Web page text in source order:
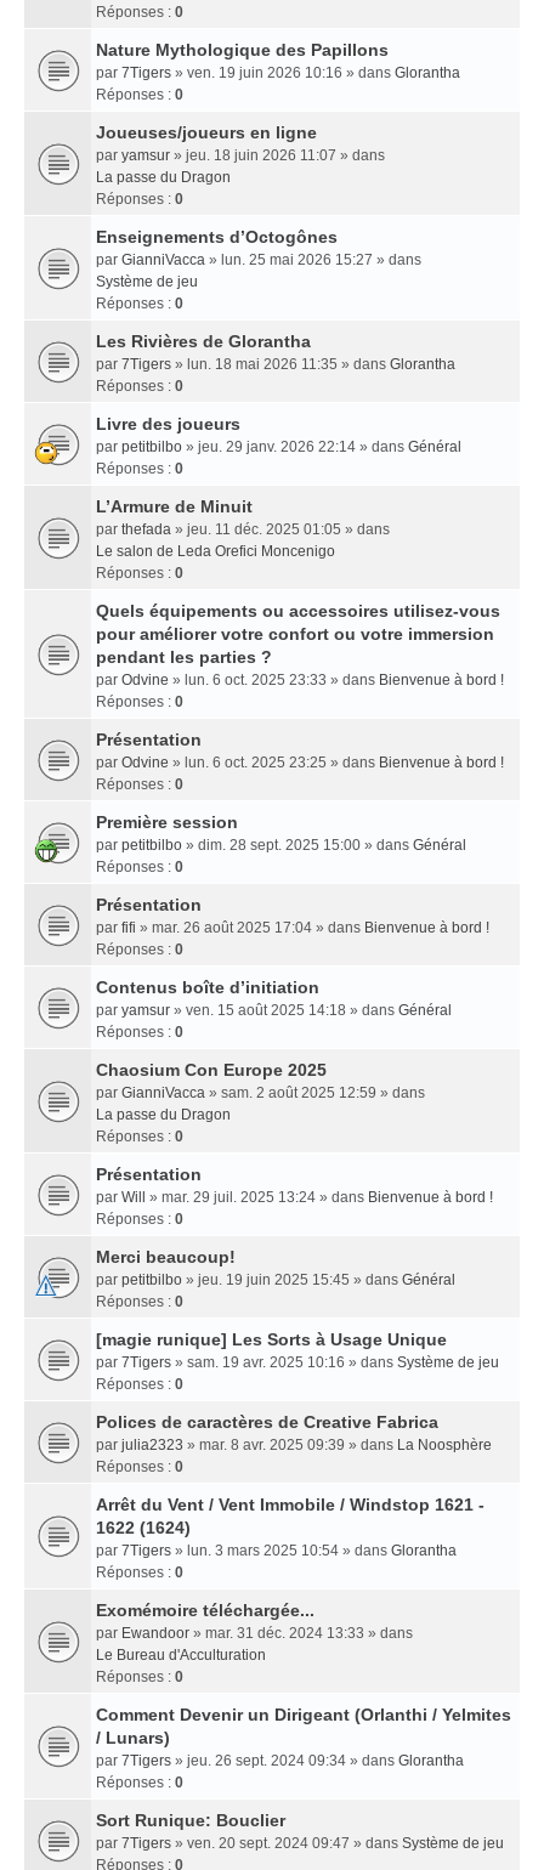
Réponses : 0
Nature Mythologique des Papillons
par 7Tigers » ven. 19 juin 2026 10:16 » dans Glorantha
Réponses : 0
Joueuses/joueurs en ligne
par yamsur » jeu. 18 juin 2026 11:07 » dans
La passe du Dragon
Réponses : 0
Enseignements dʼOctogônes
par GianniVacca » lun. 25 mai 2026 15:27 » dans
Système de jeu
Réponses : 0
Les Rivières de Glorantha
par 7Tigers » lun. 18 mai 2026 11:35 » dans Glorantha
Réponses : 0
Livre des joueurs
par petitbilbo » jeu. 29 janv. 2026 22:14 » dans Général
Réponses : 0
L’Armure de Minuit
par thefada » jeu. 11 déc. 2025 01:05 » dans
Le salon de Leda Orefici Moncenigo
Réponses : 0
Quels équipements ou accessoires utilisez-vous
pour améliorer votre confort ou votre immersion
pendant les parties ?
par Odvine » lun. 6 oct. 2025 23:33 » dans Bienvenue à bord !
Réponses : 0
Présentation
par Odvine » lun. 6 oct. 2025 23:25 » dans Bienvenue à bord !
Réponses : 0
Première session
par petitbilbo » dim. 28 sept. 2025 15:00 » dans Général
Réponses : 0
Présentation
par fifi » mar. 26 août 2025 17:04 » dans Bienvenue à bord !
Réponses : 0
Contenus boîte d’initiation
par yamsur » ven. 15 août 2025 14:18 » dans Général
Réponses : 0
Chaosium Con Europe 2025
par GianniVacca » sam. 2 août 2025 12:59 » dans
La passe du Dragon
Réponses : 0
Présentation
par Will » mar. 29 juil. 2025 13:24 » dans Bienvenue à bord !
Réponses : 0
Merci beaucoup!
par petitbilbo » jeu. 19 juin 2025 15:45 » dans Général
Réponses : 0
[magie runique] Les Sorts à Usage Unique
par 7Tigers » sam. 19 avr. 2025 10:16 » dans Système de jeu
Réponses : 0
Polices de caractères de Creative Fabrica
par julia2323 » mar. 8 avr. 2025 09:39 » dans La Noosphère
Réponses : 0
Arrêt du Vent / Vent Immobile / Windstop 1621 -
1622 (1624)
par 7Tigers » lun. 3 mars 2025 10:54 » dans Glorantha
Réponses : 0
Exomémoire téléchargée...
par Ewandoor » mar. 31 déc. 2024 13:33 » dans
Le Bureau d'Acculturation
Réponses : 0
Comment Devenir un Dirigeant (Orlanthi / Yelmites
/ Lunars)
par 7Tigers » jeu. 26 sept. 2024 09:34 » dans Glorantha
Réponses : 0
Sort Runique: Bouclier
par 7Tigers » ven. 20 sept. 2024 09:47 » dans Système de jeu
Réponses : 0